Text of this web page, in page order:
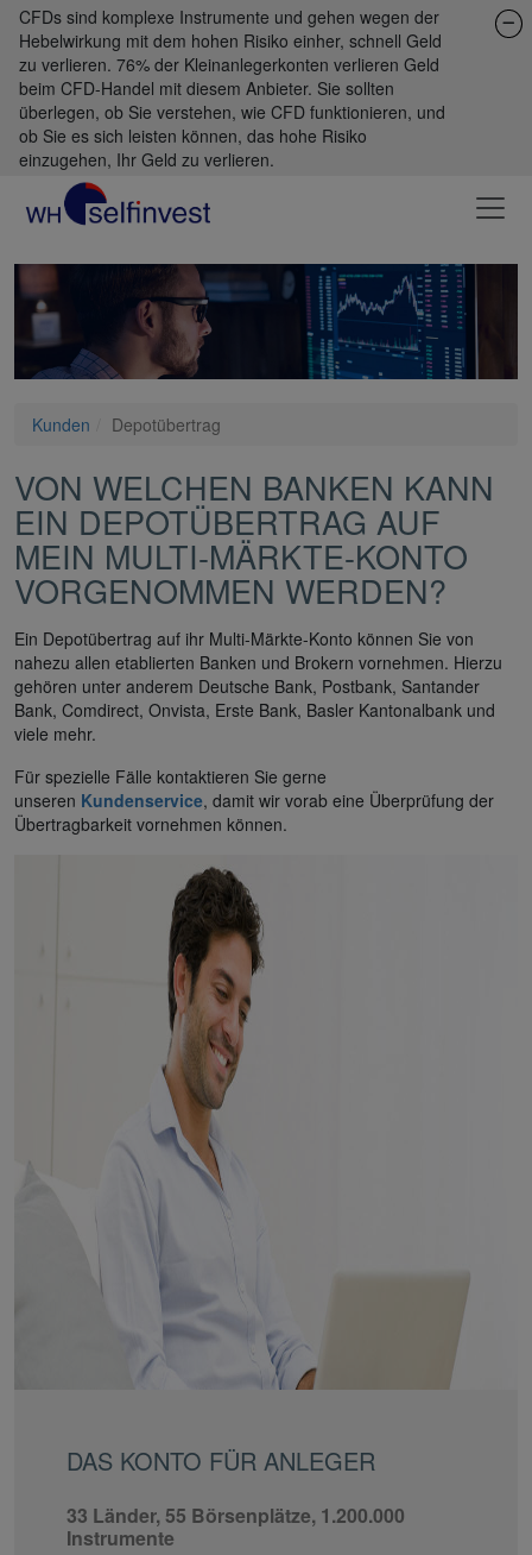
CFDs sind komplexe Instrumente und gehen wegen der
Hebelwirkung mit dem hohen Risiko einher, schnell Geld
zu verlieren. 76% der Kleinanlegerkonten verlieren Geld
beim CFD-Handel mit diesem Anbieter. Sie sollten
überlegen, ob Sie verstehen, wie CFD funktionieren, und
ob Sie es sich leisten können, das hohe Risiko
einzugehen, Ihr Geld zu verlieren.
Kunden Depotübertrag
VON WELCHEN BANKEN KANN
EIN DEPOTÜBERTRAG AUF
MEIN MULTI-MÄRKTE-KONTO
VORGENOMMEN WERDEN?
Ein Depotübertrag auf ihr Multi-Märkte-Konto können Sie von
nahezu allen etablierten Banken und Brokern vornehmen. Hierzu
gehören unter anderem Deutsche Bank, Postbank, Santander
Bank, Comdirect, Onvista, Erste Bank, Basler Kantonalbank und
viele mehr.
Für spezielle Fälle kontaktieren Sie gerne
unseren Kundenservice, damit wir vorab eine Überprüfung der
Übertragbarkeit vornehmen können.
DAS KONTO FÜR ANLEGER
33 Länder, 55 Börsenplätze, 1.200.000
Instrumente